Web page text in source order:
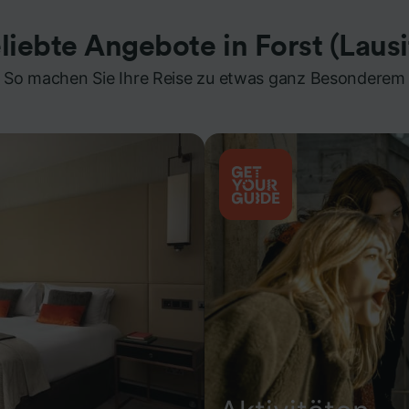
Angebote in Forst
So machen Sie Ihre Reise zu etwas ganz Besonderem